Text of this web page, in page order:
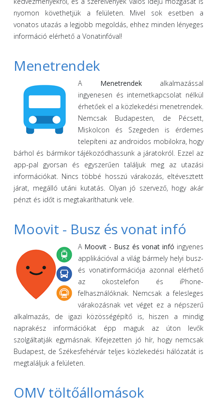
nyomon követhetjük a felületen. Mivel sok esetben a
vonatos utazás a legjobb megoldás, ehhez minden lényeges
információ elérhető a Vonatinfóval!
Menetrendek
A Menetrendekalkalmazással
ingyenesen és internetkapcsolat nélkül
érhetőek el a közlekedési menetrendek.
Nemcsak Budapesten, de Pécsett,
Miskolcon és Szegeden is érdemes
telepíteni az androidos mobilokra, hogy
bárhol és bármikor tájékozódhassunk a járatokról. Ezzel az
app-pal gyorsan és egyszerűen találjuk meg az utazási
információkat. Nincs többé hosszú várakozás, eltévesztett
járat, megálló utáni kutatás. Olyan jó szervező, hogy akár
pénzt és időt is megtakaríthatunk vele.
Moovit - Busz és vonat infó
A Moovit - Busz és vonat infó ingyenes
applikációval a világ bármely helyi busz-
és vonatinformációja azonnal elérhető
az okostelefon és iPhone-
felhasználóknak. Nemcsak a felesleges
várakozásnak vet véget ez a népszerű
alkalmazás, de igazi közösségépítő is, hiszen a mindig
naprakész információkat épp maguk az úton levők
szolgáltatják egymásnak. Kifejezetten jó hír, hogy nemcsak
Budapest, de Székesfehérvár teljes közlekedési hálózatát is
megtaláljuk a felületen.
OMV töltőállomások